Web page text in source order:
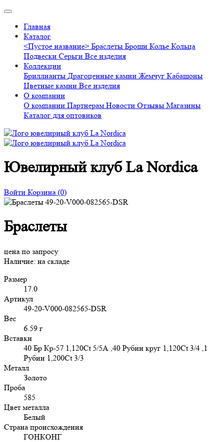
Главная
Каталог
<Пустое название> Браслеты Броши Колье Кольца
Подвески Серьги Все изделия
Коллекции
Бриллианты Драгоценные камни Жемчуг Кабашоны
Цветные камни Все изделия
О компании
О компании Партнерам Новости Отзывы Магазины
Каталог для оптовиков
Ювелирный клуб La Nordica
Войти Корзина (0)
Браслеты
цена по запросу
Наличие: на складе
Размер
17.0
Артикул
49-20-V000-082565-DSR
Вес
6.59 г
Вставки
40 Бр Кр-57 1,120Ct 5/5А ,40 Рубин круг 1,120Ct 3/4 ,1
Рубин 1,200Ct 3/3
Металл
Золото
Проба
585
Цвет металла
Белый
Страна происхождения
ГОНКОНГ